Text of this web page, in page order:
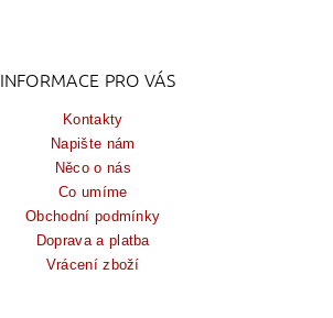
INFORMACE PRO VÁS
Kontakty
Napište nám
Něco o nás
Co umíme
Obchodní podmínky
Doprava a platba
Vrácení zboží